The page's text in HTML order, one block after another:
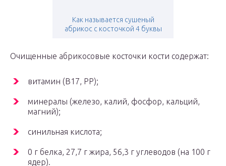
Как называется сушеный
абрикос с косточкой 4 буквы
Очищенные абрикосовые косточки кости содержат:
витамин (В17, РР);
минералы (железо, калий, фосфор, кальций,
магний);
синильная кислота;
0 г белка, 27,7 г жира, 56,3 г углеводов (на 100 г
ядер).